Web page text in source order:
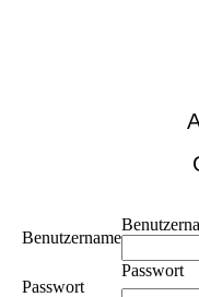
Benutzername
Passwort
Passwort